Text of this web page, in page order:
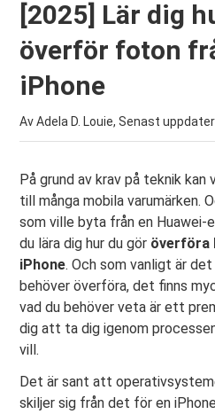
[2025] Lär dig
överför foton
iPhone
Av Adela D. Louie, Senast
På grund av krav på teknik
till många mobila varumärken.
som ville byta från en Huawei-
du lära dig hur du gör överföra
iPhone. Och som vanligt är
behöver överföra, det finns
vad du behöver veta är ett
dig att ta dig igenom
vill.
Det är sant att
skiljer sig från det för en